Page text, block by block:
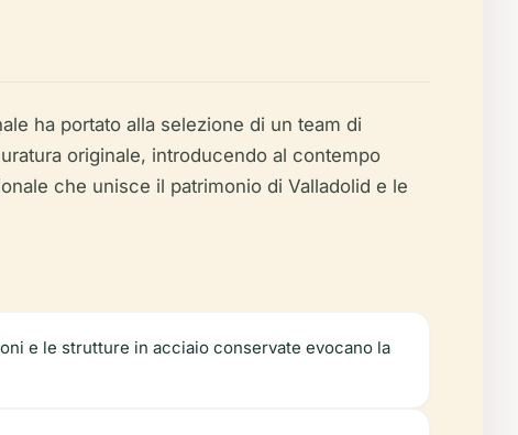
ha portato alla selezione di un team di
originale, introducendo al contempo
che unisce il patrimonio di Valladolid e le
e le strutture in acciaio conservate evocano la